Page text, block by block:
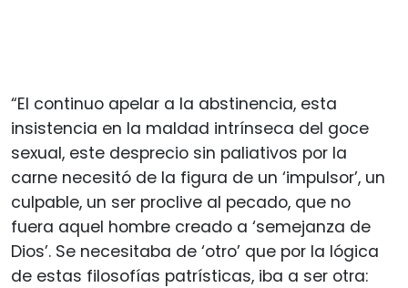
“El continuo apelar a la abstinencia, esta
insistencia en la maldad intrínseca del goce
sexual, este desprecio sin paliativos por la
carne necesitó de la figura de un ‘impulsor’, un
culpable, un ser proclive al pecado, que no
fuera aquel hombre creado a ‘semejanza de
Dios’. Se necesitaba de ‘otro’ que por la lógica
de estas filosofías patrísticas, iba a ser otra: